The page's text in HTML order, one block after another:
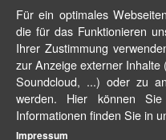
Für ein optimales
die für das Funktionieren
Ihrer Zustimmung
zur Anzeige externer
Soundcloud, ...) oder zu
werden. Hier können
Informationen finden Sie in
Impressum